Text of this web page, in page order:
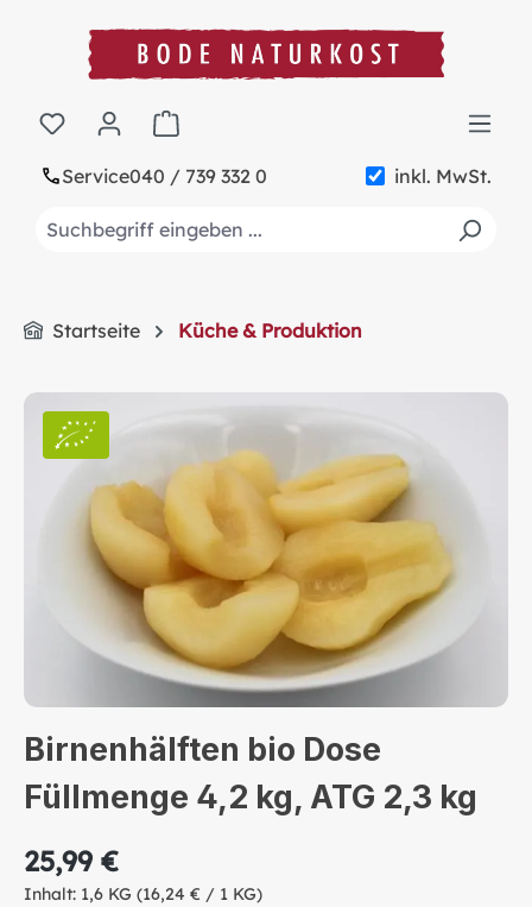
springen
Service040 / 739 332 0 inkl. MwSt.
Warenkorb enthält 0 Positionen. Der
Startseite Küche & Produktion
Bildergalerie überspringen
Birnenhälften bio Dose
Füllmenge 4,2 kg, ATG 2,3 kg
25,99 €
Inhalt: 1,6 KG (16,24 € / 1 KG)